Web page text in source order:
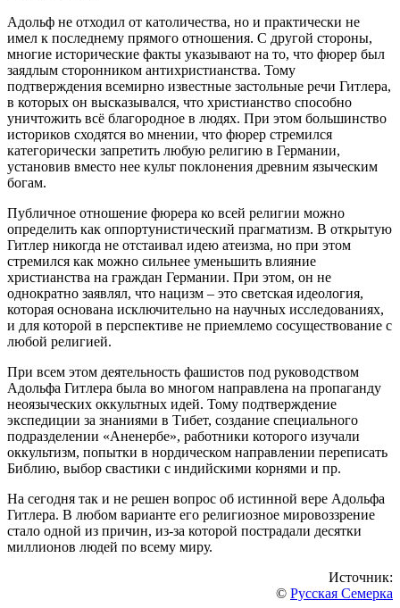
Адольф не отходил от католичества, но и практически не
имел к последнему прямого отношения. С другой стороны,
многие исторические факты указывают на то, что фюрер был
заядлым сторонником антихристианства. Тому
подтверждения всемирно известные застольные речи Гитлера,
в которых он высказывался, что христианство способно
уничтожить всё благородное в людях. При этом большинство
историков сходятся во мнении, что фюрер стремился
категорически запретить любую религию в Германии,
установив вместо нее культ поклонения древним языческим
богам.
Публичное отношение фюрера ко всей религии можно
определить как оппортунистический прагматизм. В открытую
Гитлер никогда не отстаивал идею атеизма, но при этом
стремился как можно сильнее уменьшить влияние
христианства на граждан Германии. При этом, он не
однократно заявлял, что нацизм – это светская идеология,
которая основана исключительно на научных исследованиях,
и для которой в перспективе не приемлемо сосуществование с
любой религией.
При всем этом деятельность фашистов под руководством
Адольфа Гитлера была во многом направлена на пропаганду
неоязыческих оккультных идей. Тому подтверждение
экспедиции за знаниями в Тибет, создание специального
подразделении «Аненербе», работники которого изучали
оккультизм, попытки в нордическом направлении переписать
Библию, выбор свастики с индийскими корнями и пр.
На сегодня так и не решен вопрос об истинной вере Адольфа
Гитлера. В любом варианте его религиозное мировоззрение
стало одной из причин, из-за которой пострадали десятки
миллионов людей по всему миру.
Источник:
© Русская Семерка